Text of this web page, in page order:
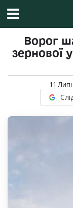
Ворог
зернової
11